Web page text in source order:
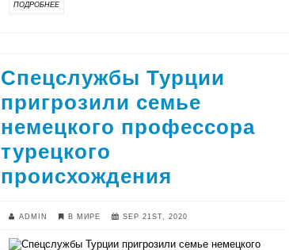
ПОДРОБНЕЕ
Спецслужбы Турции
пригрозили семье
немецкого профессора
турецкого
происхождения
ADMIN В МИРЕ SEP 21ST, 2020